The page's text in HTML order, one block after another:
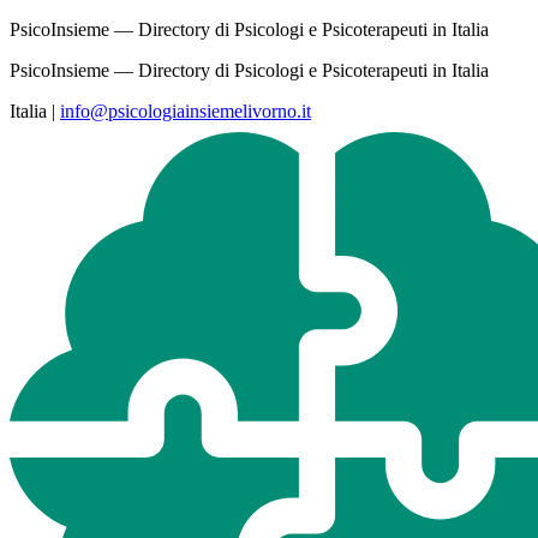
PsicoInsieme — Directory di Psicologi e Psicoterapeuti in Italia
PsicoInsieme — Directory di Psicologi e Psicoterapeuti in Italia
Italia | info@psicologiainsiemelivorno.it